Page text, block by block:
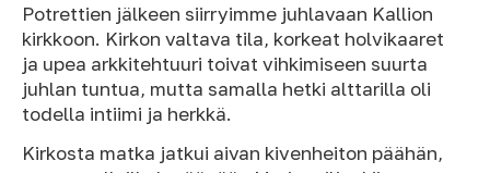
Potrettien jälkeen siirryimme juhlavaan Kallion
kirkkoon. Kirkon valtava tila, korkeat holvikaaret
ja upea arkkitehtuuri toivat vihkimiseen suurta
juhlan tuntua, mutta samalla hetki alttarilla oli
todella intiimi ja herkkä.
Kirkosta matka jatkui aivan kivenheiton päähän,